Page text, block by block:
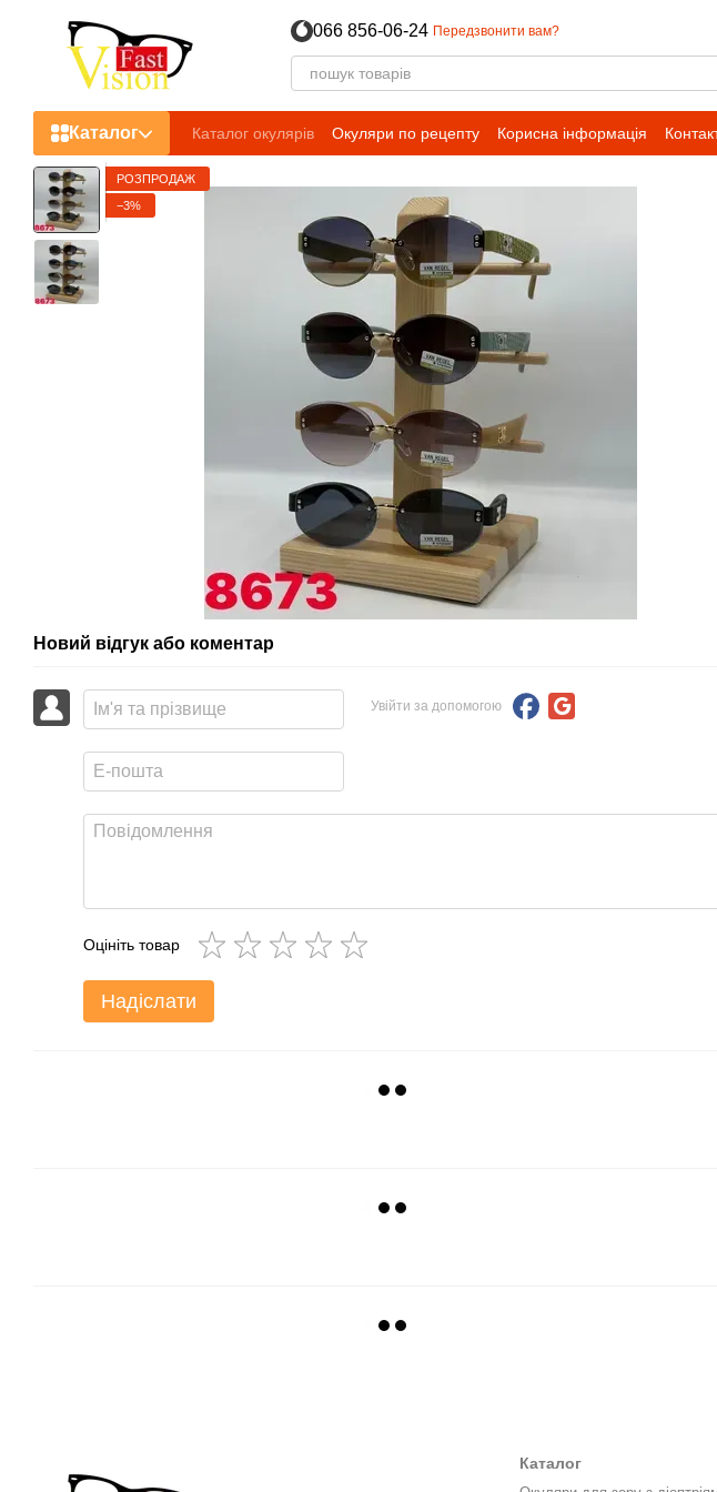
066 856-06-24 Передзвонити вам?
Каталог Каталог окулярів Окуляри по рецепту Корисна інформація
РОЗПРОДАЖ
−3%
Новий відгук або коментар
Увійти за допомогою
Оцініть товар
Надіслати
Каталог